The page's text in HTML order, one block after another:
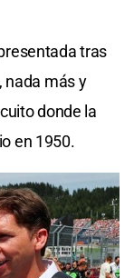
tras
nada más y
donde la
en 1950.